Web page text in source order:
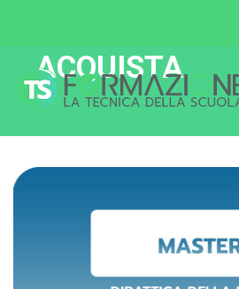
ACQUISTA